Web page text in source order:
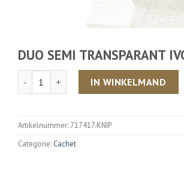
DUO SEMI TRANSPARANT
Aantal IN WINKELMAND
Artikelnummer: 717417.KNIP
Categorie: Cachet